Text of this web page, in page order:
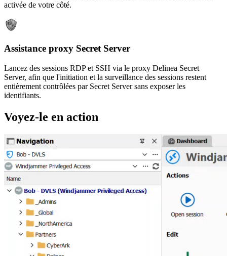
activée de votre côté.
Assistance proxy Secret Server
Lancez des sessions RDP et SSH via le proxy Delinea Secret
Server, afin que l'initiation et la surveillance des sessions restent
entièrement contrôlées par Secret Server sans exposer les
identifiants.
Voyez-le en action